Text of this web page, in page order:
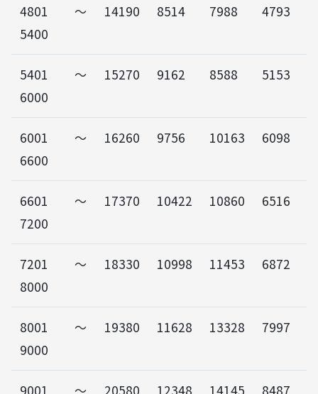
4801～
5400
14190 8514 7988 4793
5401～
6000
15270 9162 8588 5153
6001～
6600
16260 9756 10163 6098
6601～
7200
17370 10422 10860 6516
7201～
8000
18330 10998 11453 6872
8001～
9000
19380 11628 13328 7997
9001～ 20580 12348 14145 8487